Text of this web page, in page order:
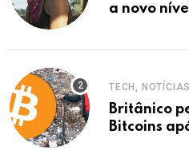
a novo
TECH,
Britânico
Bitcoins